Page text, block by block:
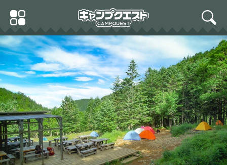
Primary
Menu
search